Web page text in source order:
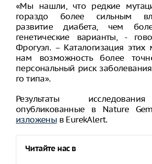
«Мы нашли, что редкие
гораздо более сильным
развитие диабета, чем
генетические варианты, -
Фрогуэл. – Каталогизация этих
нам возможность более
персональный риск
го типа».
Результаты
опубликованные в Nature
изложены в EurekAlert.
Читайте нас в